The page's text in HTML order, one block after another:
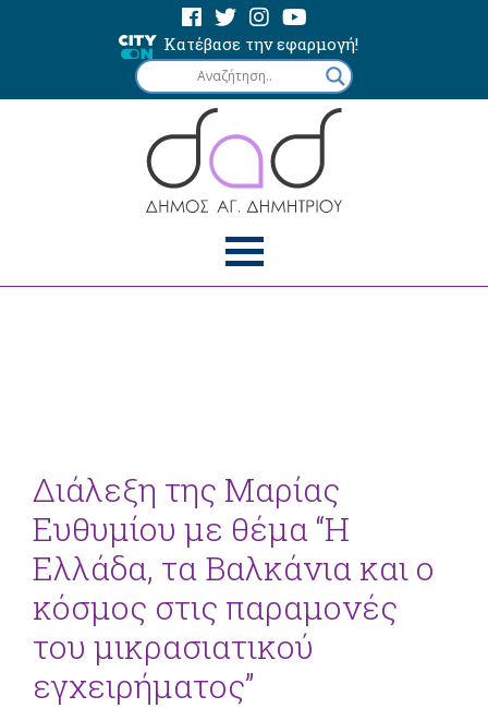
Κατέβασε την εφαρμογή!
Διάλεξη της Μαρίας
Ευθυμίου με θέμα “Η
Ελλάδα, τα Βαλκάνια και ο
κόσμος στις παραμονές
του μικρασιατικού
εγχειρήματος”